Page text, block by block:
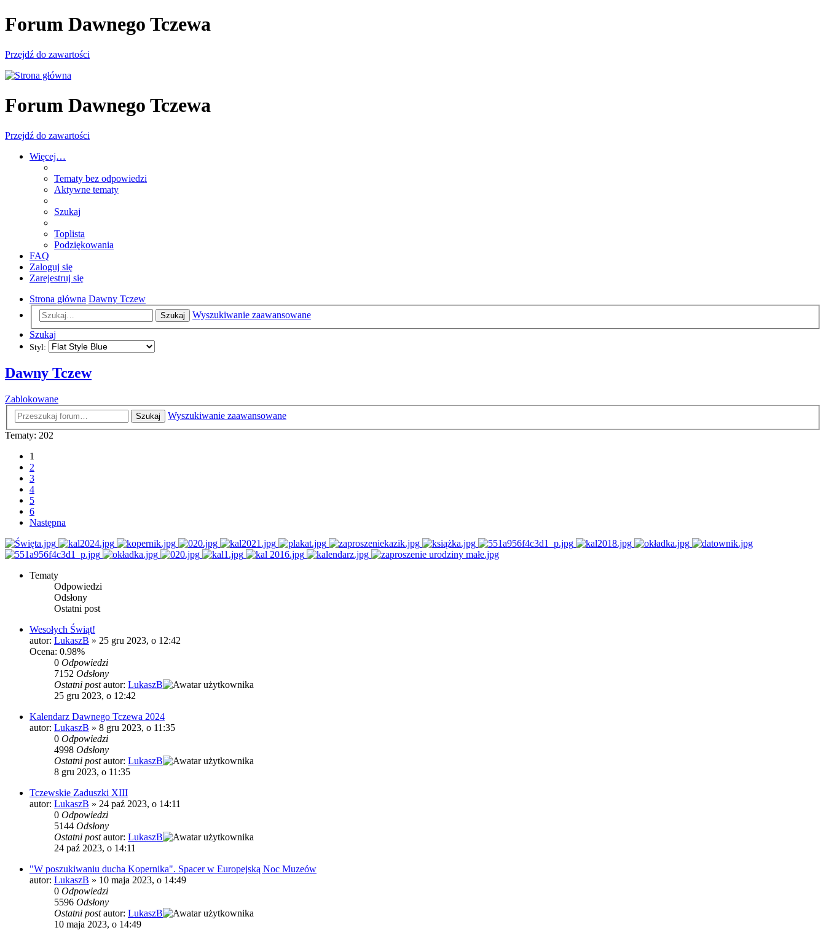
Forum Dawnego Tczewa
Przejdź do zawartości
Forum Dawnego Tczewa
Przejdź do zawartości
Więcej…
Tematy bez odpowiedzi
Aktywne tematy
Szukaj
Toplista
Podziękowania
FAQ
Zaloguj się
Zarejestruj się
Strona główna Dawny Tczew
Szukaj
Wyszukiwanie zaawansowane
Szukaj
Styl:
Dawny Tczew
Zablokowane
Szukaj
Wyszukiwanie zaawansowane
Tematy: 202
1
2
3
4
5
6
Następna
Tematy
Odpowiedzi
Odsłony
Ostatni post
Wesołych Świąt!
autor: LukaszB » 25 gru 2023, o 12:42
Ocena: 0.98%
0 Odpowiedzi
7152 Odsłony
Ostatni postautor: LukaszB
25 gru 2023, o 12:42
Kalendarz Dawnego Tczewa 2024
autor: LukaszB » 8 gru 2023, o 11:35
0 Odpowiedzi
4998 Odsłony
Ostatni postautor: LukaszB
8 gru 2023, o 11:35
Tczewskie Zaduszki XIII
autor: LukaszB » 24 paź 2023, o 14:11
0 Odpowiedzi
5144 Odsłony
Ostatni postautor: LukaszB
24 paź 2023, o 14:11
"W poszukiwaniu ducha Kopernika". Spacer w Europejską Noc Muzeów
autor: LukaszB » 10 maja 2023, o 14:49
0 Odpowiedzi
5596 Odsłony
Ostatni postautor: LukaszB
10 maja 2023, o 14:49